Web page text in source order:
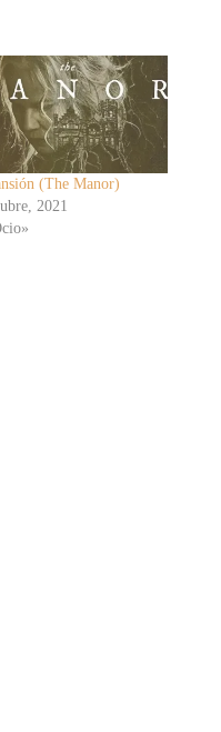
(The Manor)
2021